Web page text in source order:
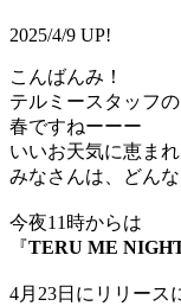
2025/4/9 UP!
こんばんみ！
テルミースタッフ
春ですねーーー
いいお天気に恵ま
みなさんは、どん
今夜11時からは
『TERU ME
4月23日にリリース